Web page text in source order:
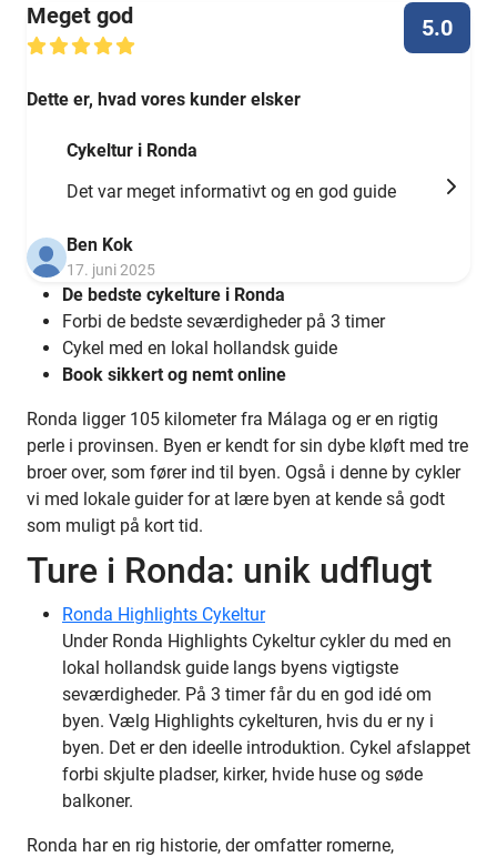
Meget god 5.0
Dette er, hvad vores kunder elsker
Cykeltur i Ronda
Det var meget informativt og en god guide
Ben Kok
17. juni 2025
De bedste cykelture i Ronda
Forbi de bedste seværdigheder på 3 timer
Cykel med en lokal hollandsk guide
Book sikkert og nemt online
Ronda ligger 105 kilometer fra Málaga og er en rigtig
perle i provinsen. Byen er kendt for sin dybe kløft med tre
broer over, som fører ind til byen. Også i denne by cykler
vi med lokale guider for at lære byen at kende så godt
som muligt på kort tid.
Ture i Ronda: unik udflugt
Ronda Highlights Cykeltur
Under Ronda Highlights Cykeltur cykler du med en
lokal hollandsk guide langs byens vigtigste
seværdigheder. På 3 timer får du en god idé om
byen. Vælg Highlights cykelturen, hvis du er ny i
byen. Det er den ideelle introduktion. Cykel afslappet
forbi skjulte pladser, kirker, hvide huse og søde
balkoner.
Ronda har en rig historie, der omfatter romerne,